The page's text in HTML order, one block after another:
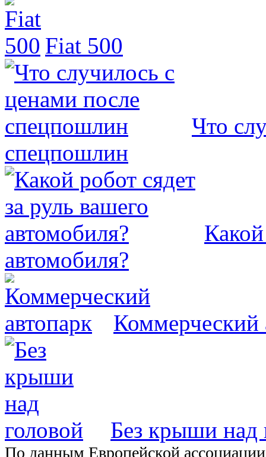
Fiat 500
Что
спецпошлин
автомобиля?
Коммерческий
Без крыши над
По данным Европейской ассоциации